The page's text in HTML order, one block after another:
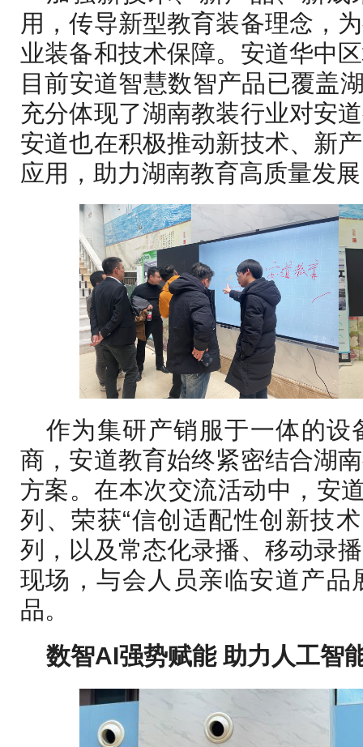
用，传导新型教育装备理念，
业装备和技术保障。安道华中
目前安道智慧数智产品已覆盖
充分体现了湖南教装行业对安
安道也在积极推动新技术、新
应用，助力湖南教育高质量发
作为集研产销服于一体的设
商，安道教育始终紧密结合湖
方案。在本次交流活动中，安
列、荣获“信创适配性创新技
列，以及常态化录播、移动录
现场，与会人员亲临安道产品
品。
数智AI强势赋能 助力人工智